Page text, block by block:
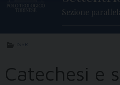
Sezione
Catechesi e